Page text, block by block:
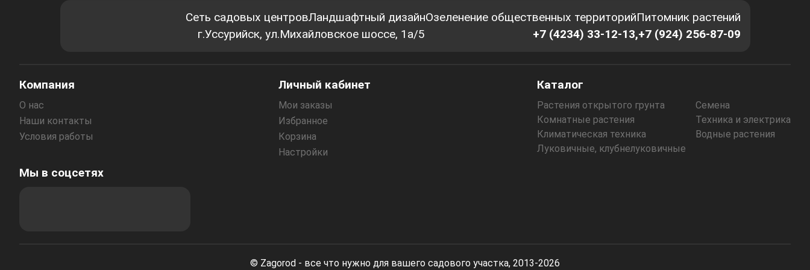
Сеть садовых центровЛандшафтный дизайнОзеленение общественных территорийПитомник растений
г.Уссурийск, ул.Михайловское шоссе, 1а/5
+7 (4234) 33-12-13,+7 (924) 256-87-09
Компания
О нас
Наши контакты
Условия работы
Личный кабинет
Мои заказы
Избранное
Корзина
Настройки
Мы в соцсетях
Каталог
Растения открытого грунта
Семена
Комнатные растения
Техника и электрика
Климатическая техника
Водные растения
Луковичные, клубнелуковичные
© Zagorod - все что нужно для вашего садового участка, 2013-2026